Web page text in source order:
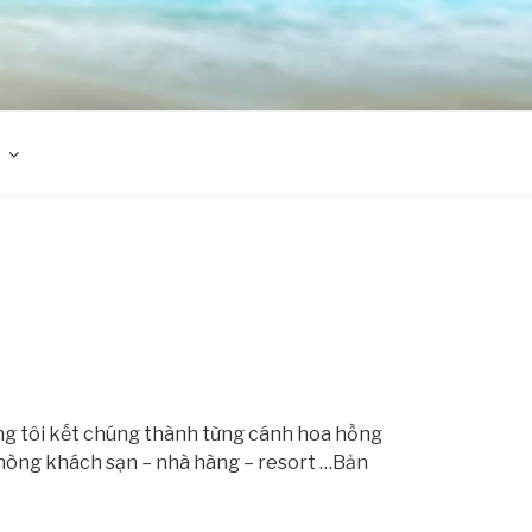
tôi kết chúng thành từng cánh hoa hồng
khách sạn – nhà hàng – resort …Bản